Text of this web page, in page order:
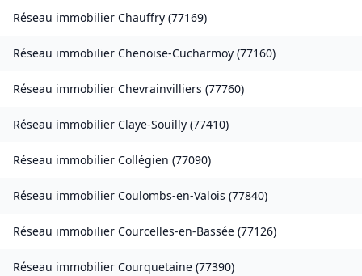
Réseau immobilier Chauffry (77169)
Réseau immobilier Chenoise-Cucharmoy (77160)
Réseau immobilier Chevrainvilliers (77760)
Réseau immobilier Claye-Souilly (77410)
Réseau immobilier Collégien (77090)
Réseau immobilier Coulombs-en-Valois (77840)
Réseau immobilier Courcelles-en-Bassée (77126)
Réseau immobilier Courquetaine (77390)